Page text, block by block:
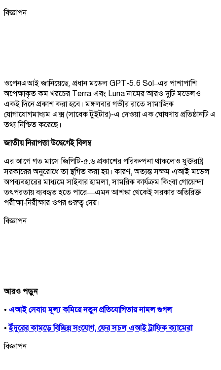
বিজ্ঞাপন
ওপেনএআই জানিয়েছে, প্রধান মডেল GPT-5.6 Sol–এর পাশাপাশি
অপেক্ষাকৃত কম খরচের Terra এবং Luna নামের আরও দুটি মডেলও
একই দিনে প্রকাশ করা হবে। মঙ্গলবার গভীর রাতে সামাজিক
যোগাযোগমাধ্যম এক্স (সাবেক টুইটার)-এ দেওয়া এক ঘোষণায় প্রতিষ্ঠানটি এ
তথ্য নিশ্চিত করেছে।
জাতীয় নিরাপত্তা উদ্বেগেই বিলম্ব
এর আগে গত মাসে জিপিটি-৫.৬ প্রকাশের পরিকল্পনা থাকলেও যুক্তরাষ্ট্র
সরকারের অনুরোধে তা স্থগিত করা হয়। কারণ, অত্যন্ত সক্ষম এআই মডেল
অপব্যবহারের মাধ্যমে সাইবার হামলা, সামরিক কার্যক্রম কিংবা গোয়েন্দা
তৎপরতায় ব্যবহৃত হতে পারে—এমন আশঙ্কা থেকেই সরকার অতিরিক্ত
পরীক্ষা-নিরীক্ষার ওপর গুরুত্ব দেয়।
বিজ্ঞাপন
আরও পড়ুন
• এআই সেবায় মূল্য কমিয়ে নতুন প্রতিযোগিতায় নামল গুগল
•ইঁদুরের কামড়ে বিচ্ছিন্ন সংযোগ, ফের সচল এআই ট্রাফিক ক্যামেরা
বিজ্ঞাপন